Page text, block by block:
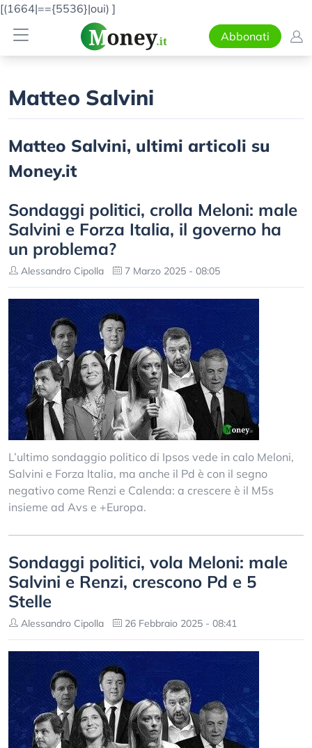
[(1664|=={5536}|oui) ]
Abbonati
Matteo Salvini
Matteo Salvini, ultimi articoli su
Money.it
Sondaggi politici, crolla Meloni: male
Salvini e Forza Italia, il governo ha
un problema?
Alessandro Cipolla 7 Marzo 2025 - 08:05
L’ultimo sondaggio politico di Ipsos vede in calo Meloni,
Salvini e Forza Italia, ma anche il Pd è con il segno
negativo come Renzi e Calenda: a crescere è il M5s
insieme ad Avs e +Europa.
Sondaggi politici, vola Meloni: male
Salvini e Renzi, crescono Pd e 5
Stelle
Alessandro Cipolla 26 Febbraio 2025 - 08:41